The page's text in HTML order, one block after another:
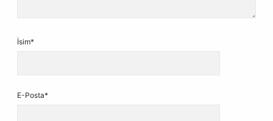
İsim*
E-Posta*